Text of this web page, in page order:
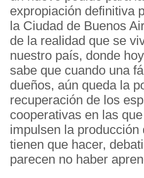
expropiación definitiva
la Ciudad de Buenos
de la realidad que se
nuestro país, donde
sabe que cuando una
dueños, aún queda la
recuperación de los
cooperativas en las
impulsen la
tienen que hacer,
parecen no haber